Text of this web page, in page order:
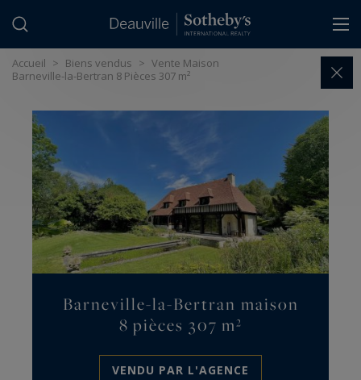
Accueil > Biens vendus > Vente Maison
Barneville-la-Bertran 8 Pièces 307 m²
Barneville-la-Bertran maison
8 pièces 307 m²
VENDU PAR L'AGENCE